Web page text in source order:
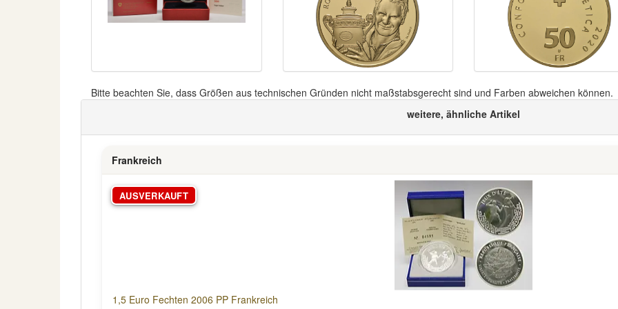
Bitte beachten Sie, dass Größen aus technischen Gründen nicht maßstabsgerecht sind und Farben abweichen können.
weitere, ähnliche Artikel
Frankreich
AUSVERKAUFT
1,5 Euro Fechten 2006 PP Frankreich